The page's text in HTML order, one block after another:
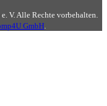
V. Alle Rechte vorbehalten.
GmbH.